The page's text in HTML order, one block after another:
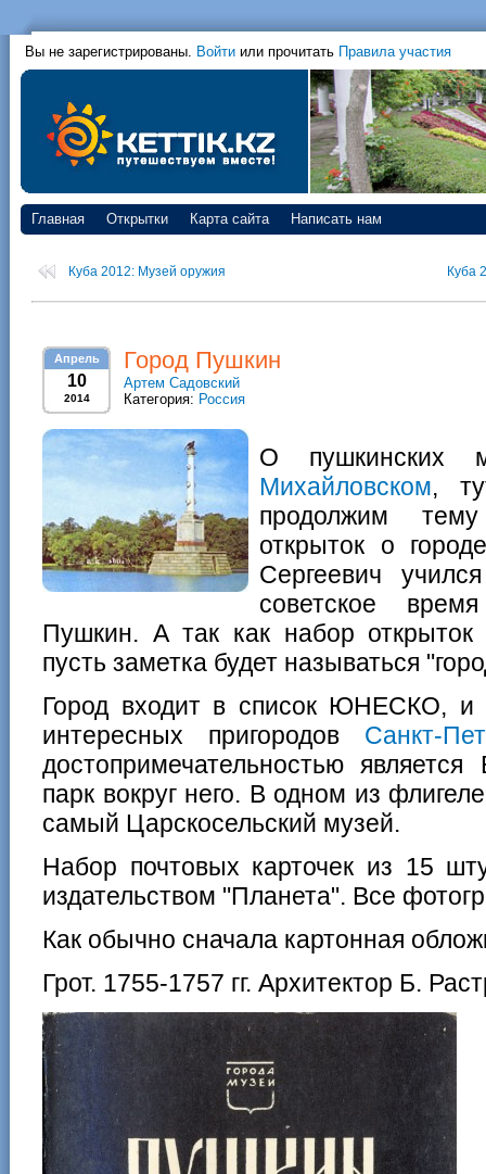
Вы не зарегистрированы. Войти или прочитать Правила участия
Главная Открытки Карта сайта Написать нам
Куба 2012: Музей оружия Куба
Апрель
10
2014
Город Пушкин
Артем Садовский
Категория: Россия
О пушкинских
Михайловском,
продолжим
открыток о
Сергеевич
советское
Пушкин. А так как набор открыток
пусть заметка будет называться
Город входит в список ЮНЕСКО, и
интересных пригородов Санкт-
достопримечательностью
парк вокруг него. В одном из
самый Царскосельский музей.
Набор почтовых карточек из 15
издательством "Планета". Все
Как обычно сначала картонная
Грот. 1755-1757 гг. Архитектор Б.